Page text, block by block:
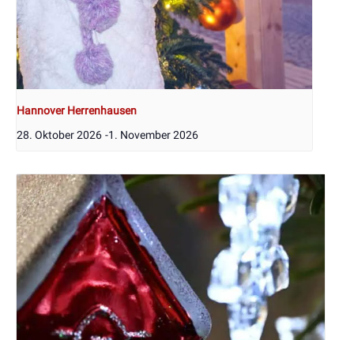
Hannover Herrenhausen
28. Oktober 2026 -1. November 2026